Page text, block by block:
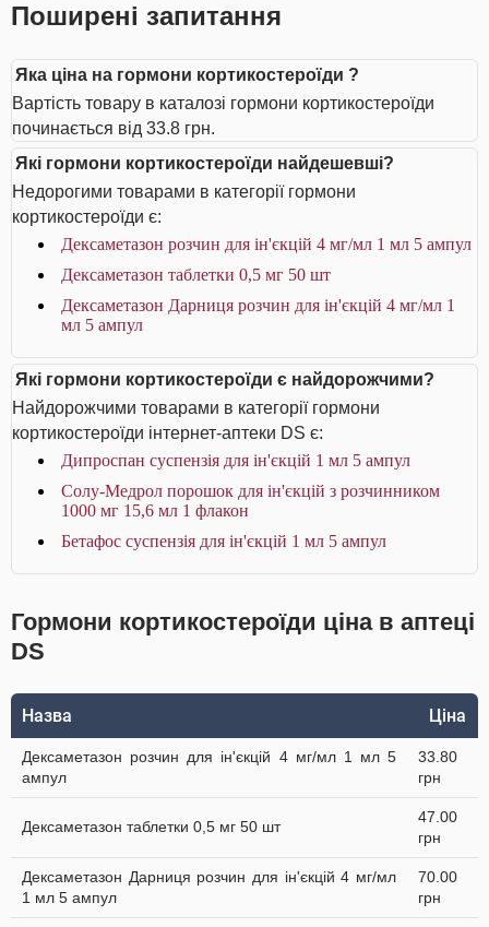
Поширені запитання
Яка ціна на гормони кортикостероїди ?
Вартість товару в каталозі гормони кортикостероїди
починається від 33.8 грн.
Які гормони кортикостероїди найдешевші?
Недорогими товарами в категорії гормони
кортикостероїди є:
Дексаметазон розчин для ін'єкцій 4 мг/мл 1 мл 5 ампул
Дексаметазон таблетки 0,5 мг 50 шт
Дексаметазон Дарниця розчин для ін'єкцій 4 мг/мл 1
мл 5 ампул
Які гормони кортикостероїди є найдорожчими?
Найдорожчими товарами в категорії гормони
кортикостероїди інтернет-аптеки DS є:
Дипроспан суспензія для ін'єкцій 1 мл 5 ампул
Солу-Медрол порошок для ін'єкцій з розчинником
1000 мг 15,6 мл 1 флакон
Бетафос суспензія для ін'єкцій 1 мл 5 ампул
Гормони кортикостероїди ціна в аптеці
DS
Назва Ціна
Дексаметазон розчин для ін'єкцій 4 мг/мл 1 мл 5
ампул
33.80
грн
Дексаметазон таблетки 0,5 мг 50 шт
47.00
грн
Дексаметазон Дарниця розчин для ін'єкцій 4 мг/мл
1 мл 5 ампул
70.00
грн